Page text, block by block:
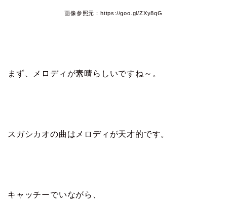
画像参照元：https://goo.gl/ZXy8qG
まず、メロディが素晴らしいですね～。
スガシカオの曲はメロディが天才的です。
キャッチーでいながら、